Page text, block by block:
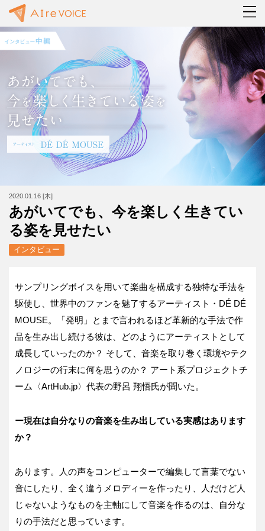
2020.01.16 [木]
あがいてでも、今を楽しく生きてい
る姿を見せたい
インタビュー
サンプリングボイスを用いて楽曲を構成する独特な手法を
駆使し、世界中のファンを魅了するアーティスト・DÉ DÉ
MOUSE。「発明」とまで言われるほど革新的な手法で作
品を生み出し続ける彼は、どのようにアーティストとして
成長していったのか？ そして、音楽を取り巻く環境やテク
ノロジーの行末に何を思うのか？ アート系プロジェクトチ
ーム〈ArtHub.jp〉代表の野呂 翔悟氏が聞いた。
ー現在は自分なりの音楽を生み出している実感はあります
か？
あります。人の声をコンピューターで編集して言葉でない
音にしたり、全く違うメロディーを作ったり、人だけど人
じゃないようなものを主軸にして音楽を作るのは、自分な
りの手法だと思っています。